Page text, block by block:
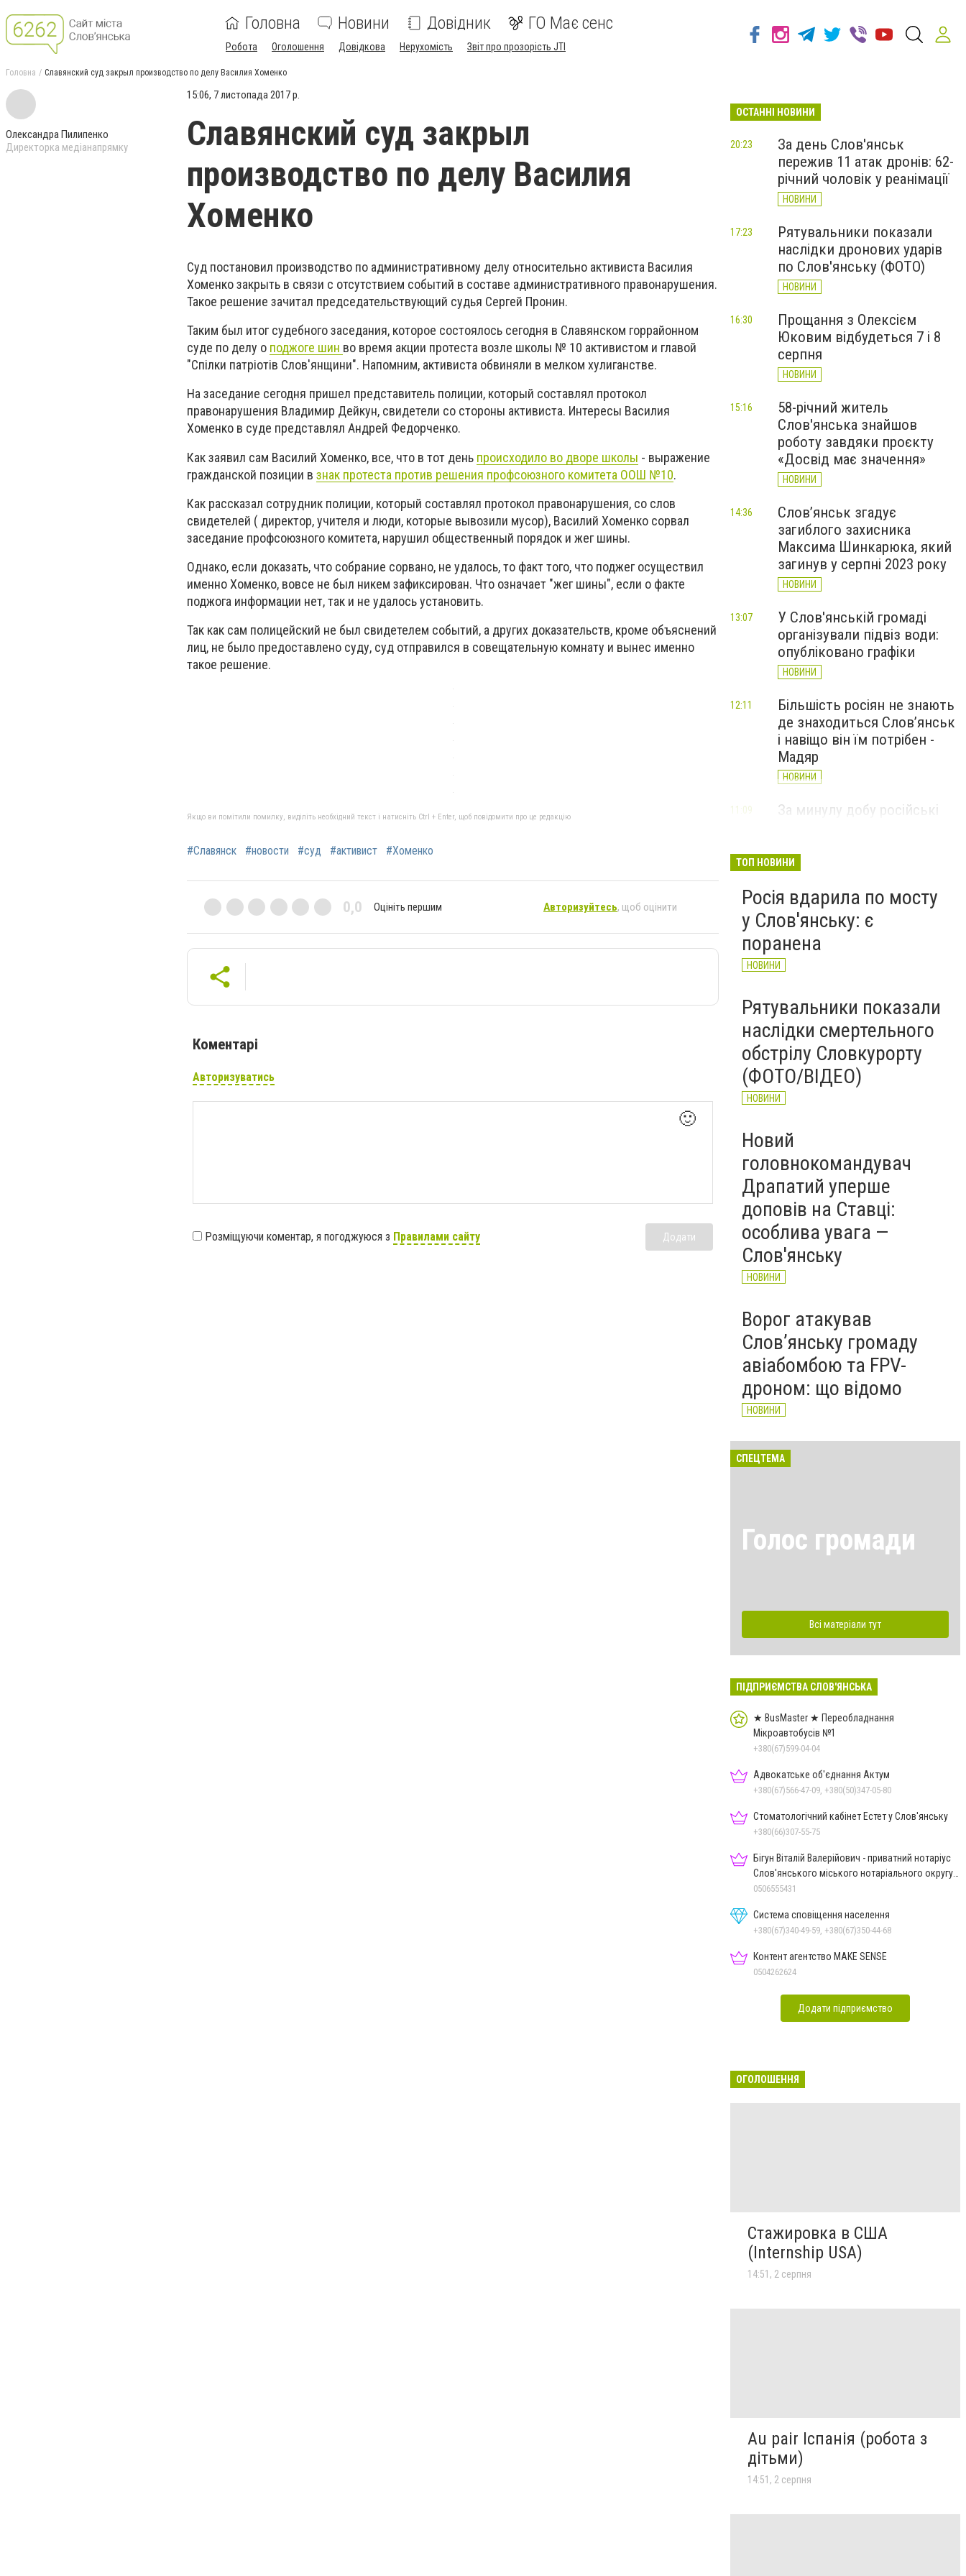
Головна Новини Довідник ГО Має сенс
Робота Оголошення Довідкова Нерухомість Звіт про прозорість JTI
Головна Славянский суд закрыл производство по делу Василия Хоменко
Олександра Пилипенко
Директорка медіанапрямку
15:06, 7 листопада 2017 р.
Славянский суд закрыл
производство по делу Василия
Хоменко
Суд постановил производство по административному делу относительно активиста Василия
Хоменко закрыть в связи с отсутствием событий в составе административного правонарушения.
Такое решение зачитал председательствующий судья Сергей Пронин.
Таким был итог судебного заседания, которое состоялось сегодня в Славянском горрайонном
суде по делу о поджоге шин во время акции протеста возле школы № 10 активистом и главой
"Спілки патріотів Слов'янщини". Напомним, активиста обвиняли в мелком хулиганстве.
На заседание сегодня пришел представитель полиции, который составлял протокол
правонарушения Владимир Дейкун, свидетели со стороны активиста. Интересы Василия
Хоменко в суде представлял Андрей Федорченко.
Как заявил сам Василий Хоменко, все, что в тот день происходило во дворе школы - выражение
гражданской позиции в знак протеста против решения профсоюзного комитета ООШ №10.
Как рассказал сотрудник полиции, который составлял протокол правонарушения, со слов
свидетелей ( директор, учителя и люди, которые вывозили мусор), Василий Хоменко сорвал
заседание профсоюзного комитета, нарушил общественный порядок и жег шины.
Однако, если доказать, что собрание сорвано, не удалось, то факт того, что поджег осуществил
именно Хоменко, вовсе не был никем зафиксирован. Что означает "жег шины", если о факте
поджога информации нет, так и не удалось установить.
Так как сам полицейский не был свидетелем событий, а других доказательств, кроме объяснений
лиц, не было предоставлено суду, суд отправился в совещательную комнату и вынес именно
такое решение.
Якщо ви помітили помилку, виділіть необхідний текст і натисніть Ctrl + Enter, щоб повідомити про це редакцію
#Славянск #новости #суд #активист #Хоменко
0,0 Оцініть першим Авторизуйтесь, щоб оцінити
Коментарі
Авторизуватись
🙂
Розміщуючи коментар, я погоджуюся з Правилами сайту Додати
ОСТАННІ НОВИНИ
За день Слов'янськ
пережив 11 атак дронів: 62-
річний чоловік у реанімації
НОВИНИ
20:23
Рятувальники показали
наслідки дронових ударів
по Слов'янську (ФОТО)
НОВИНИ
17:23
Прощання з Олексієм
Юковим відбудеться 7 і 8
серпня
НОВИНИ
16:30
58-річний житель
Слов'янська знайшов
роботу завдяки проєкту
«Досвід має значення»
НОВИНИ
15:16
Слов’янськ згадує
загиблого захисника
Максима Шинкарюка, який
загинув у серпні 2023 року
НОВИНИ
14:36
У Слов'янській громаді
організували підвіз води:
опубліковано графіки
НОВИНИ
13:07
Більшість росіян не знають
де знаходиться Слов’янськ
і навіщо він їм потрібен -
Мадяр
НОВИНИ
12:11
За минулу добу російські
великої війни: 6 серпня
11:09
ТОП НОВИНИ
Росія вдарила по мосту
у Слов'янську: є
поранена
НОВИНИ
Рятувальники показали
наслідки смертельного
обстрілу Словкурорту
(ФОТО/ВІДЕО)
НОВИНИ
Новий
головнокомандувач
Драпатий уперше
доповів на Ставці:
особлива увага —
Слов'янську
НОВИНИ
Ворог атакував
Слов’янську громаду
авіабомбою та FPV-
дроном: що відомо
НОВИНИ
СПЕЦТЕМА
Голос громади
Всі матеріали тут
ПІДПРИЄМСТВА СЛОВ'ЯНСЬКА
★ BusMaster ★ Переобладнання
Мікроавтобусів №1
+380(67)599-04-04
Адвокатське об'єднання Актум
+380(67)566-47-09, +380(50)347-05-80
Стоматологічний кабінет Естет у Слов'янську
+380(66)307-55-75
Бігун Віталій Валерійович - приватний нотаріус
Слов'янського міського нотаріального округу
Дон.обл.
0506555431
Система сповіщення населення
+380(67)340-49-59, +380(67)350-44-68
Контент агентство MAKE SENSE
0504262624
Додати підприємство
ОГОЛОШЕННЯ
Стажировка в США
(Internship USA)
14:51, 2 серпня
Au pair Іспанія (робота з
дітьми)
14:51, 2 серпня